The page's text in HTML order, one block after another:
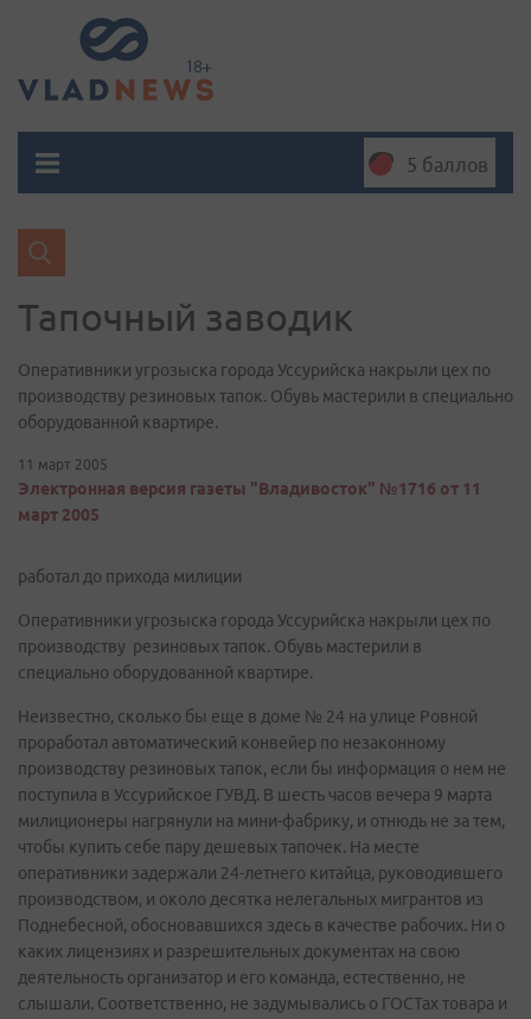
5 баллов
Тапочный заводик
Оперативники угрозыска города Уссурийска накрыли цех по
производству резиновых тапок. Обувь мастерили в специально
оборудованной квартире.
11 март 2005
Электронная версия газеты "Владивосток" №1716 от 11
март 2005
работал до прихода милиции
Оперативники угрозыска города Уссурийска накрыли цех по
производству резиновых тапок. Обувь мастерили в
специально оборудованной квартире.
Неизвестно, сколько бы еще в доме № 24 на улице Ровной
проработал автоматический конвейер по незаконному
производству резиновых тапок, если бы информация о нем не
поступила в Уссурийское ГУВД. В шесть часов вечера 9 марта
милиционеры нагрянули на мини-фабрику, и отнюдь не за тем,
чтобы купить себе пару дешевых тапочек. На месте
оперативники задержали 24-летнего китайца, руководившего
производством, и около десятка нелегальных мигрантов из
Поднебесной, обосновавшихся здесь в качестве рабочих. Ни о
каких лицензиях и разрешительных документах на свою
деятельность организатор и его команда, естественно, не
слышали. Соответственно, не задумывались о ГОСТах товара и